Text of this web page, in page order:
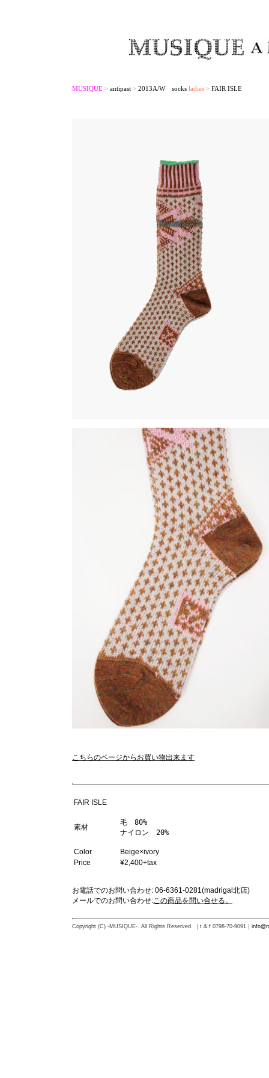
MUSIQUE > antipast > 2013A/W socks ladies > FAIR ISLE
こちらのページからお買い物出来ます
FAIR ISLE
素材
毛　80%
ナイロン　20%
Color
Beige×ivory
Price
¥2,400+tax
お電話でのお問い合わせ: 06-6361-0281(madrigal北店)
メールでのお問い合わせ:この商品を問い合せる。
Copyright (C) -MUSIQUE-. All Rights Reserved. ｜t & f 0798-70-9091｜